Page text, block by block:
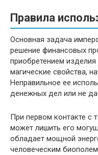
Правила
Основная задача
решение финансовых
приобретением
магические свойства,
Неправильное ее
денежных дел или не
При первом контакте с
может лишить его
обладает мощной
человеческим